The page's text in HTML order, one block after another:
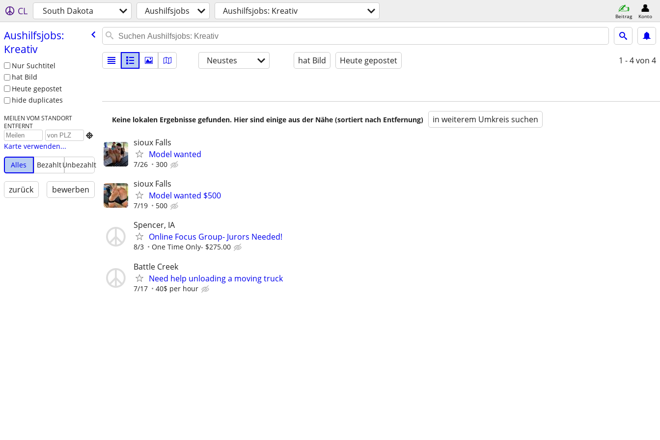
CL South Dakota Aushilfsjobs Aushilfsjobs: Kreativ Beitrag Konto
Aushilfsjobs:
Kreativ
Nur Suchtitel
hat Bild
Heute gepostet
hide duplicates
MEILEN VOM STANDORT
ENTFERNT

Karte verwenden...
Alles
BezahltUnbezahlt
zurück bewerben
Neustes hat Bild Heute gepostet 1 - 4von 4
Keine lokalen Ergebnisse gefunden. Hier sind einige aus der Nähe (sortiert nach Entfernung) in weiterem Umkreis suchen
sioux Falls
Model wanted
7/26 300
sioux Falls
Model wanted $500
7/19 500
Spencer, IA
Online Focus Group- Jurors Needed!
8/3 One Time Only- $275.00
Battle Creek
Need help unloading a moving truck
7/17 40$ per hour